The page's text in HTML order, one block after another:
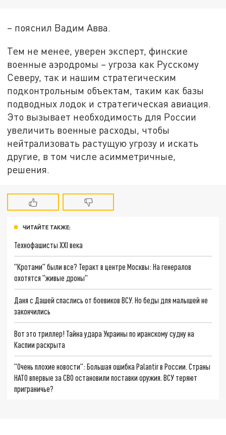
– пояснил Вадим Авва.
Тем не менее, уверен эксперт, финские
военные аэродромы – угроза как Русскому
Северу, так и нашим стратегическим
подконтрольным объектам, таким как базы
подводных лодок и стратегическая авиация.
Это вызывает необходимость для России
увеличить военные расходы, чтобы
нейтрализовать растущую угрозу и искать
другие, в том числе асимметричные,
решения.
ЧИТАЙТЕ ТАКЖЕ:
Технофашисты XXI века
"Кротами" были все? Теракт в центре Москвы: На генералов
охотятся "живые дроны"
Даня с Дашей спаслись от боевиков ВСУ. Но беды для малышей не
закончились
Вот это триллер! Тайна удара Украины по иранскому судну на
Каспии раскрыта
"Очень плохие новости": Большая ошибка Palantir в России. Страны
НАТО впервые за СВО остановили поставки оружия. ВСУ теряют
приграничье?